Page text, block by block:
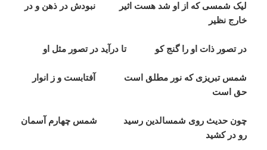
لیک شمسی که از او شد هست اثیر نبودش در ذهن و در
خارج نظیر
در تصور ذات او را گنج کو تا درآید در تصور مثل او
شمس تبریزی که نور مطلق است آفتابست و ز انوار
حق است
چون حدیث روی شمس­الدین رسید شمس چهارم آسمان
رو در کشید